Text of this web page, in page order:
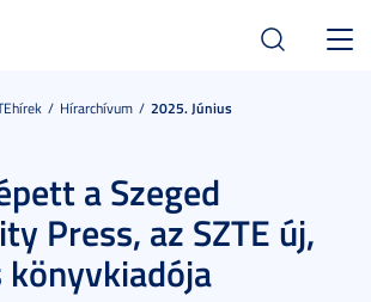
Hírarchívum 2025. Június
a Szeged
Press, az SZTE új,